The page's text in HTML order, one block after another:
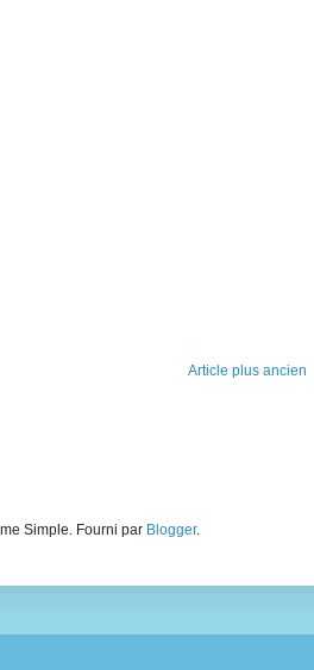
Article plus ancien
Simple. Fourni par Blogger.